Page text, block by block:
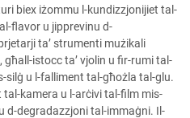
biex iżommu l-kundizzjonijiet tal-
flavor u jipprevinu d-
ta’ strumenti mużikali
istocc ta’ vjolin u fir-rumi tal-
silġ u l-falliment tal-għożla tal-glu.
kamera u l-arċivi tal-film mis-
d-degradazzjoni tal-immaġni. Il-